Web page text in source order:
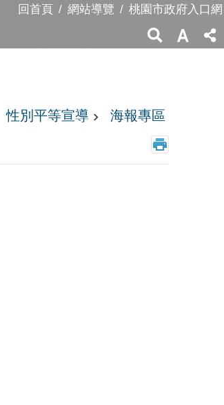
回首頁 網站導覽 桃園市政府入口網
性別平等宣導 海報專區